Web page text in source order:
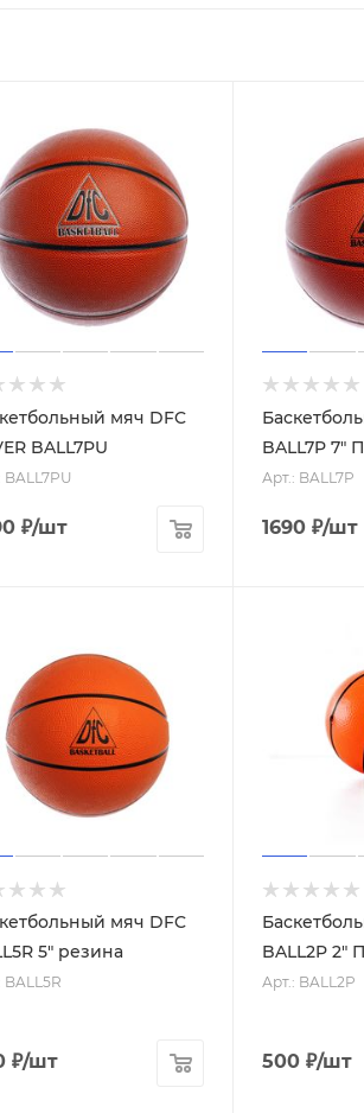
мяч DFC
BALL7PU
BALL7PU
₽/шт
BALL7P 7"
Арт.: BALL7P
1690 ₽/шт
мяч DFC
5" резина
BALL5R
₽/шт
BALL2P 2"
Арт.: BALL2P
500 ₽/шт